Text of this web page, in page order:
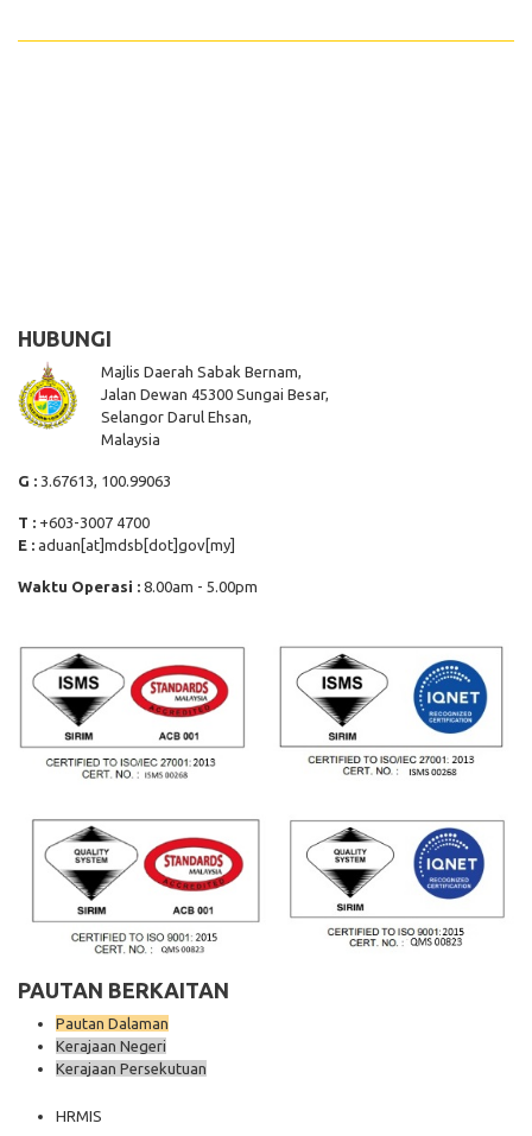
HUBUNGI
Majlis Daerah Sabak Bernam,
Jalan Dewan 45300 Sungai Besar,
Selangor Darul Ehsan,
Malaysia
G : 3.67613, 100.99063
T : +603-3007 4700
E : aduan[at]mdsb[dot]gov[my]
Waktu Operasi : 8.00am - 5.00pm
PAUTAN BERKAITAN
Pautan Dalaman
Kerajaan Negeri
Kerajaan Persekutuan
HRMIS